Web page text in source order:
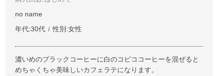
no name
年代:30代 性別:女性
濃いめのブラックコーヒーに白のコピココーヒーを混ぜると
めちゃくちゃ美味しいカフェラテになります。